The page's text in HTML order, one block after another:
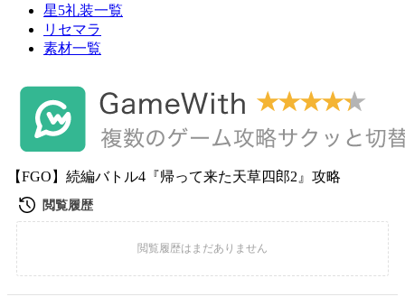
星5礼装一覧
リセマラ
素材一覧
【FGO】続編バトル4『帰って来た天草四郎2』攻略